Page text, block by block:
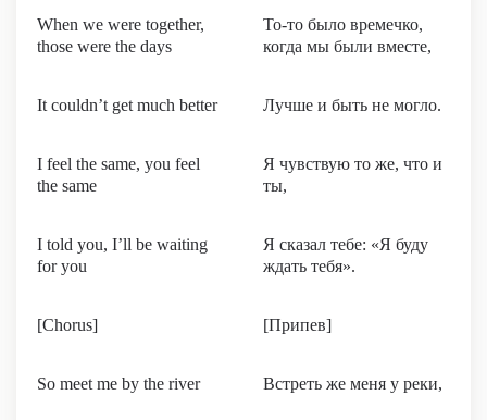
When we were together,
those were the days
То-то было времечко,
когда мы были вместе,
It couldn’t get much better Лучше и быть не могло.
I feel the same, you feel
the same
Я чувствую то же, что и
ты,
I told you, I’ll be waiting
for you
Я сказал тебе: «Я буду
ждать тебя».
[Chorus] [Припев]
So meet me by the river Встреть же меня у реки,